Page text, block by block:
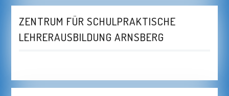
ZENTRUM FÜR SCHULPRAKTISCHE
LEHRERAUSBILDUNG ARNSBERG